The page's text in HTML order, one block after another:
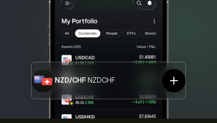
NZD/CHF NZDCHF